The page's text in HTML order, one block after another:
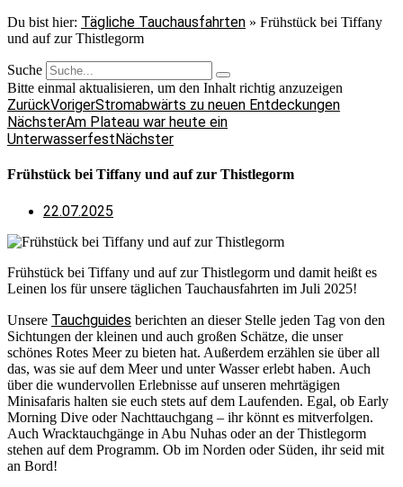
Du bist hier: Tägliche Tauchausfahrten » Frühstück bei Tiffany
und auf zur Thistlegorm
Suche
Bitte einmal aktualisieren, um den Inhalt richtig anzuzeigen
ZurückVorigerStromabwärts zu neuen Entdeckungen
NächsterAm Plateau war heute ein
UnterwasserfestNächster
Frühstück bei Tiffany und auf zur Thistlegorm
22.07.2025
Frühstück bei Tiffany und auf zur Thistlegorm und damit heißt es
Leinen los für unsere täglichen Tauchausfahrten im Juli 2025!
Unsere Tauchguides berichten an dieser Stelle jeden Tag von den
Sichtungen der kleinen und auch großen Schätze, die unser
schönes Rotes Meer zu bieten hat. Außerdem erzählen sie über all
das, was sie auf dem Meer und unter Wasser erlebt haben. Auch
über die wundervollen Erlebnisse auf unseren mehrtägigen
Minisafaris halten sie euch stets auf dem Laufenden. Egal, ob Early
Morning Dive oder Nachttauchgang – ihr könnt es mitverfolgen.
Auch Wracktauchgänge in Abu Nuhas oder an der Thistlegorm
stehen auf dem Programm. Ob im Norden oder Süden, ihr seid mit
an Bord!